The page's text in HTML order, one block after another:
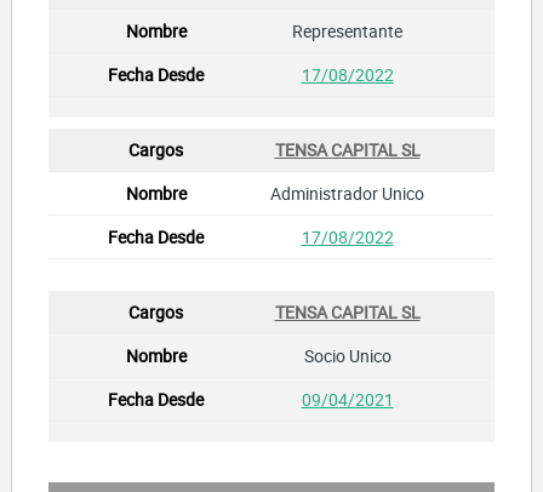
Representante
17/08/2022
TENSA CAPITAL SL
Administrador Unico
17/08/2022
TENSA CAPITAL SL
Socio Unico
09/04/2021